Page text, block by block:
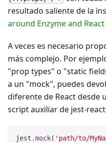
resultado saliente de la
around Enzyme and React
A veces es necesario
más complejo. Por
"prop types" o "static
a un "mock", puedes
diferente de React desde
script auxiliar de jest-
jest .mock( 'path/to/